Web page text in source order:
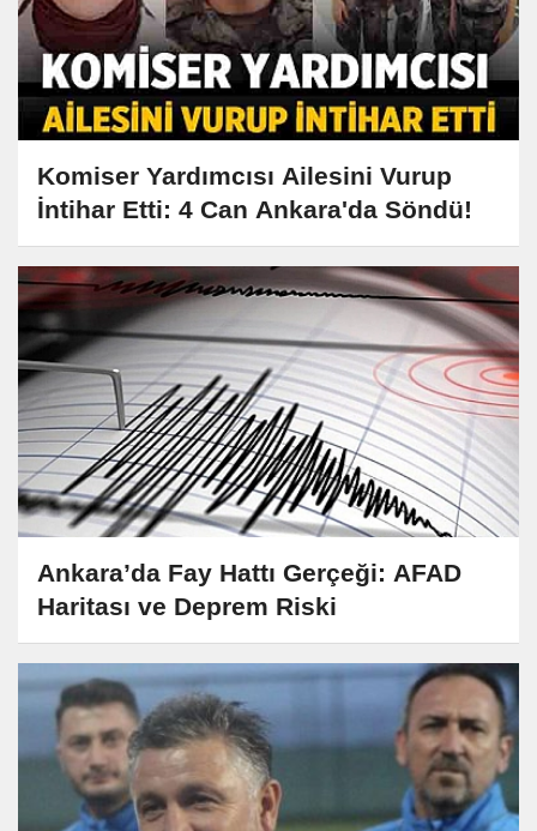
Komiser Yardımcısı Ailesini Vurup
İntihar Etti: 4 Can Ankara'da Söndü!
Ankara’da Fay Hattı Gerçeği: AFAD
Haritası ve Deprem Riski